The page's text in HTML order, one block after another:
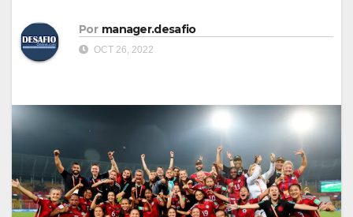
Por manager.desafio
OCT 26, 2022